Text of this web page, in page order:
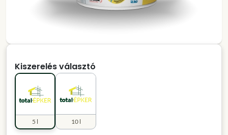
Kiszerelés választó
5 l 10 l